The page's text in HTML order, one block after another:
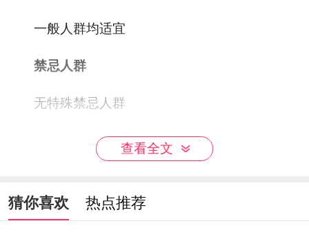
一般人群均适宜
禁忌人群
无特殊禁忌人群
食用方法
查看全文
猜你喜欢 热点推荐